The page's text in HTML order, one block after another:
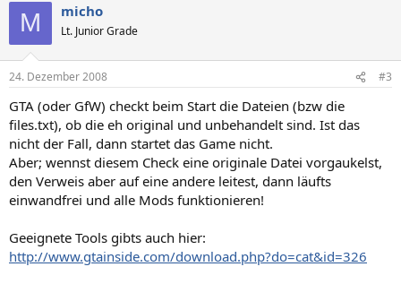
M micho
Lt. Junior Grade
24. Dezember 2008 #3
GTA (oder GfW) checkt beim Start die Dateien (bzw die
files.txt), ob die eh original und unbehandelt sind. Ist das
nicht der Fall, dann startet das Game nicht.
Aber; wennst diesem Check eine originale Datei vorgaukelst,
den Verweis aber auf eine andere leitest, dann läufts
einwandfrei und alle Mods funktionieren!
Geeignete Tools gibts auch hier:
http://www.gtainside.com/download.php?do=cat&id=326